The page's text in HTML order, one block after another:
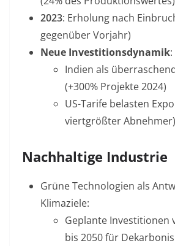
2023: Erholung nach
gegenüber Vorjahr)
Neue Investitionsdynamik:
Indien als
(+300% Projekte 2024)
US-Tarife belasten
viertgrößter Abnehmer)
Nachhaltige Industrie
Grüne Technologien als
Klimaziele:
Geplante Investitionen
bis 2050 für